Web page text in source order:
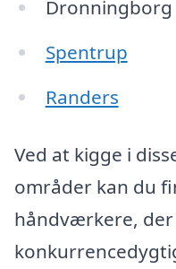
Dronningborg
Spentrup
Randers
Ved at kigge i
områder kan du
håndværkere,